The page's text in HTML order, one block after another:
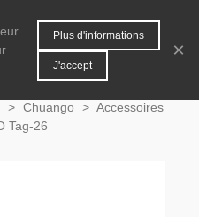
0 MENU
> Chuango > Accessoires
Tag-26
Plus d'informations
J'accept
×